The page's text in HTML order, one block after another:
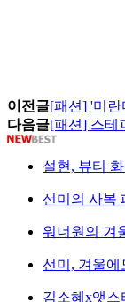
이전글[패션] '미란
다음글[패션] 스테
설현, 뷰티
선미의 사복
워너원의 겨
선미, 겨울에
김소혜x앳스